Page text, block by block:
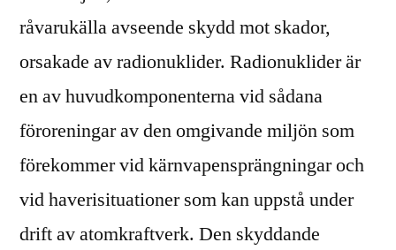
råvarukälla avseende skydd mot skador,
orsakade av radionuklider. Radionuklider är
en av huvudkomponenterna vid sådana
föroreningar av den omgivande miljön som
förekommer vid kärnvapensprängningar och
vid haverisituationer som kan uppstå under
drift av atomkraftverk. Den skyddande